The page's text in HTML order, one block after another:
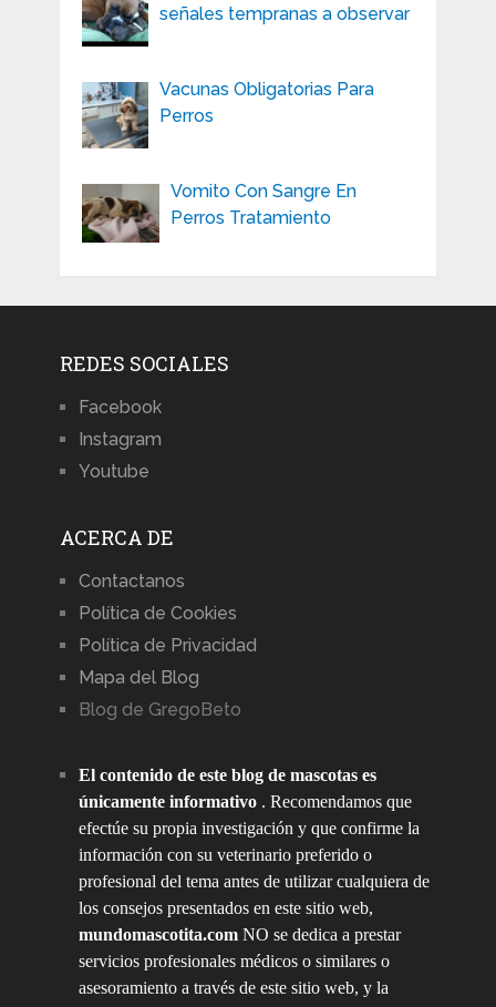
señales tempranas a observar
Vacunas Obligatorias Para
Perros
Vomito Con Sangre En
Perros Tratamiento
REDES SOCIALES
Facebook
Instagram
Youtube
ACERCA DE
Contactanos
Política de Cookies
Política de Privacidad
Mapa del Blog
Blog de GregoBeto
El contenido de este blog de mascotas es
únicamente informativo. Recomendamos que
efectúe su propia investigación y que confirme la
información con su veterinario preferido o
profesional del tema antes de utilizar cualquiera de
los consejos presentados en este sitio web,
mundomascotita.comNO se dedica a prestar
servicios profesionales médicos o similares o
asesoramiento a través de este sitio web, y la